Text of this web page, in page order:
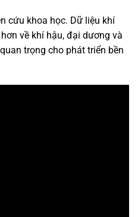
cứu khoa học. Dữ liệu khí
về khí hậu, đại dương và
trọng cho phát triển bền